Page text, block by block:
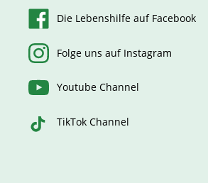
Die Lebenshilfe auf Facebook
Folge uns auf Instagram
Youtube Channel
TikTok Channel